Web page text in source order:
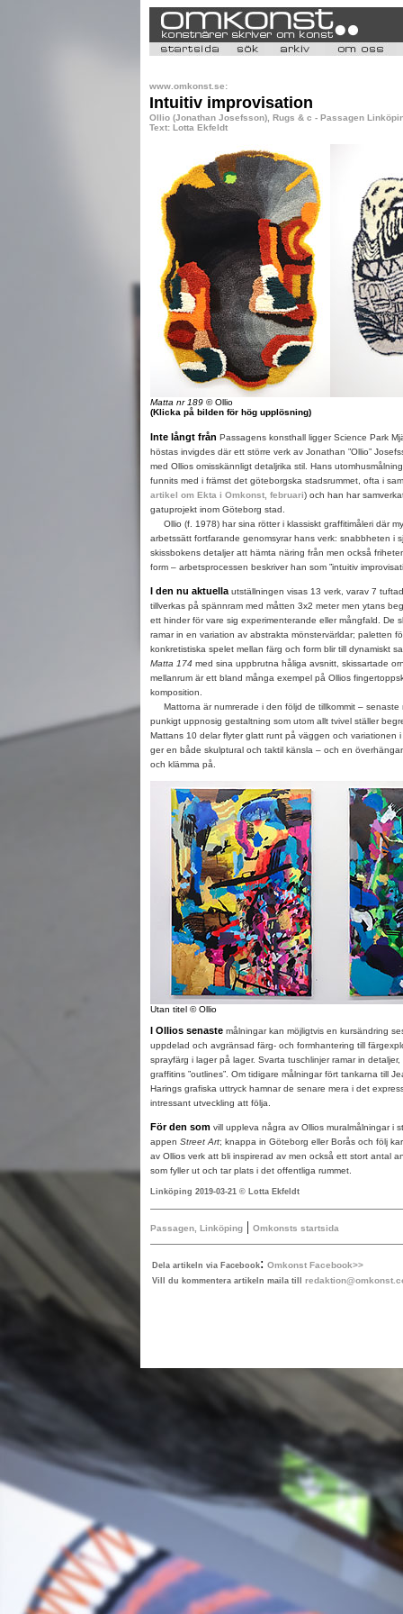
www.omkonst.se:
Intuitiv improvisation
Ollio (Jonathan Josefsson), Rugs & c - Passagen
Text: Lotta Ekfeldt
Matta nr 189© Ollio
(Klicka på bilden för hög upplösning)
Inte långt från Passagens konsthall ligger Science Park
höstas invigdes där ett större verk av Jonathan ”Ollio”
med Ollios omisskännligt detaljrika stil. Hans
funnits med i främst det göteborgska stadsrummet, ofta i
artikel om Ekta i Omkonst, februari) och han har
gatuprojekt inom Göteborg stad.
Ollio (f. 1978) har sina rötter i klassiskt graffitimåleri där
arbetssätt fortfarande genomsyrar hans verk: snabbheten i
skissbokens detaljer att hämta näring från men också
form – arbetsprocessen beskriver han som ”intuitiv
I den nu aktuellautställningen visas 13 verk, varav 7
tillverkas på spännram med måtten 3x2 meter men ytans
ett hinder för vare sig experimenterande eller mångfald. De
ramar in en variation av abstrakta mönstervärldar; paletten
konkretistiska spelet mellan färg och form blir till dynamiskt
Matta 174 med sina uppbrutna håliga avsnitt, skissartade
mellanrum är ett bland många exempel på Ollios
komposition.
Mattorna är numrerade i den följd de tillkommit – senaste
punkigt uppnosig gestaltning som utom allt tvivel ställer
Mattans 10 delar flyter glatt runt på väggen och variationen
ger en både skulptural och taktil känsla – och en
och klämma på.
Utan titel© Ollio
I Ollios senaste målningar kan möjligtvis en kursändring
uppdelad och avgränsad färg- och formhantering till
sprayfärg i lager på lager. Svarta tuschlinjer ramar in
graffitins ”outlines”. Om tidigare målningar fört tankarna till
Harings grafiska uttryck hamnar de senare mera i det
intressant utveckling att följa.
För den som vill uppleva några av Ollios muralmålningar i
appen Street Art; knappa in Göteborg eller Borås och följ
av Ollios verk att bli inspirerad av men också ett stort antal
som fyller ut och tar plats i det offentliga rummet.
Linköping 2019-03-21 © Lotta Ekfeldt
Passagen, Linköping| Omkonsts startsida
Dela artikeln via Facebook: Omkonst Facebook>>
Vill du kommentera artikeln maila till